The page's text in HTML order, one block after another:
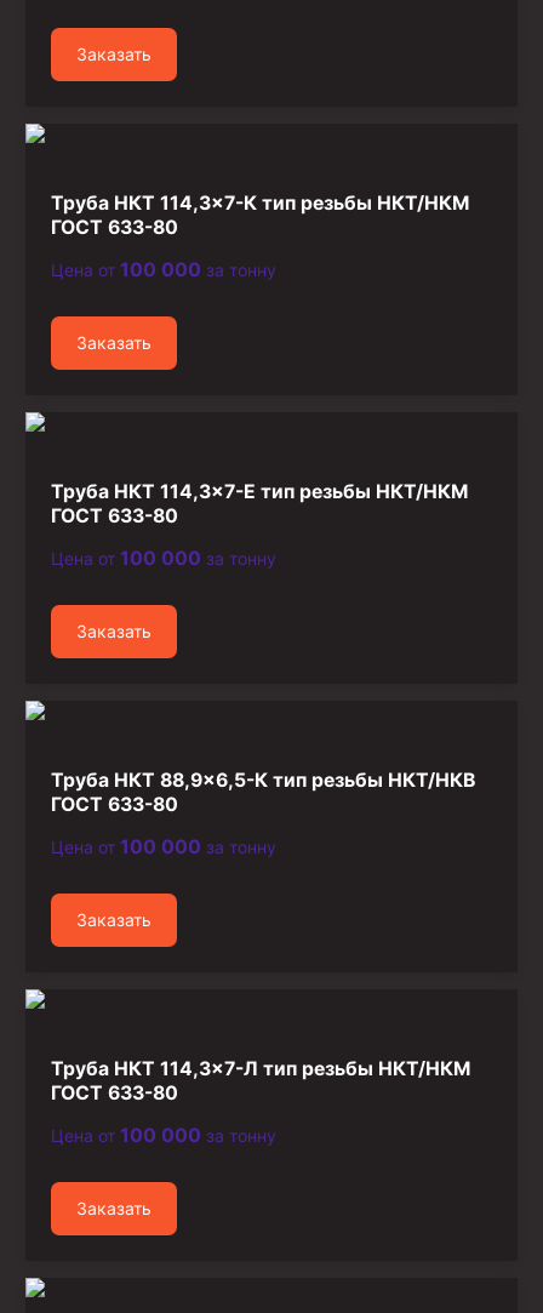
Канаты стальные
Элементы линии обвязки
Заказать
Труба НКТ 114,3×7-К тип резьбы НКТ/НКМ
ГОСТ 633-80
Цена от 100 000 за тонну
Заказать
Труба НКТ 114,3×7-Е тип резьбы НКТ/НКМ
ГОСТ 633-80
Цена от 100 000 за тонну
Заказать
Труба НКТ 88,9×6,5-К тип резьбы НКТ/НКВ
ГОСТ 633-80
Цена от 100 000 за тонну
Заказать
Труба НКТ 114,3×7-Л тип резьбы НКТ/НКМ
ГОСТ 633-80
Цена от 100 000 за тонну
Заказать